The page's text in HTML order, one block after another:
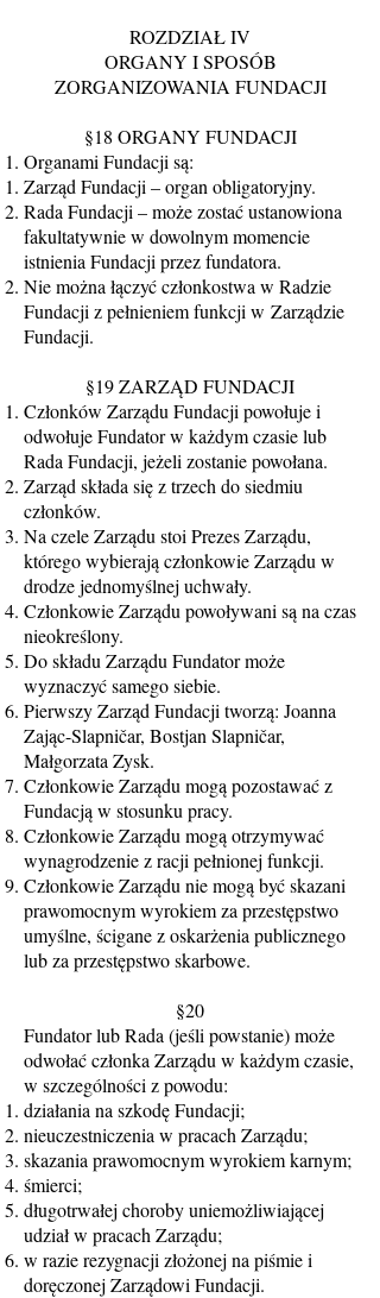
ROZDZIAŁ IV
ORGANY I SPOSÓB
ZORGANIZOWANIA FUNDACJI
§18 ORGANY FUNDACJI
Organami Fundacji są:
Zarząd Fundacji – organ obligatoryjny.
Rada Fundacji – może zostać ustanowiona
fakultatywnie w dowolnym momencie
istnienia Fundacji przez fundatora.
Nie można łączyć członkostwa w Radzie
Fundacji z pełnieniem funkcji w Zarządzie
Fundacji.
§19 ZARZĄD FUNDACJI
Członków Zarządu Fundacji powołuje i
odwołuje Fundator w każdym czasie lub
Rada Fundacji, jeżeli zostanie powołana.
Zarząd składa się z trzech do siedmiu
członków.
Na czele Zarządu stoi Prezes Zarządu,
którego wybierają członkowie Zarządu w
drodze jednomyślnej uchwały.
Członkowie Zarządu powoływani są na czas
nieokreślony.
Do składu Zarządu Fundator może
wyznaczyć samego siebie.
Pierwszy Zarząd Fundacji tworzą: Joanna
Zając-Slapničar, Bostjan Slapničar,
Małgorzata Zysk.
Członkowie Zarządu mogą pozostawać z
Fundacją w stosunku pracy.
Członkowie Zarządu mogą otrzymywać
wynagrodzenie z racji pełnionej funkcji.
Członkowie Zarządu nie mogą być skazani
prawomocnym wyrokiem za przestępstwo
umyślne, ścigane z oskarżenia publicznego
lub za przestępstwo skarbowe.
§20
Fundator lub Rada (jeśli powstanie) może
odwołać członka Zarządu w każdym czasie,
w szczególności z powodu:
działania na szkodę Fundacji;
nieuczestniczenia w pracach Zarządu;
skazania prawomocnym wyrokiem karnym;
śmierci;
długotrwałej choroby uniemożliwiającej
udział w pracach Zarządu;
w razie rezygnacji złożonej na piśmie i
doręczonej Zarządowi Fundacji.